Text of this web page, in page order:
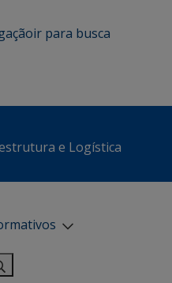
ir para busca
e Logística